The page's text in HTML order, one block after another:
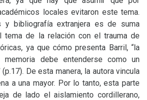
locales evitaron este tema.
y bibliografía extranjera es de suma
tema de la relación con el trauma de
ya que cómo presenta Barril, “la
memoria debe entenderse como un
De esta manera, la autora vincula
a una mayor. Por lo tanto, esta parte
de lado el aislamiento cordillerano,